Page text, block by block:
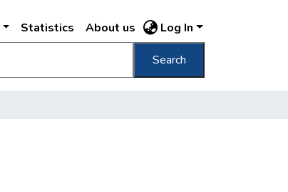
Statistics About us Log In
Search